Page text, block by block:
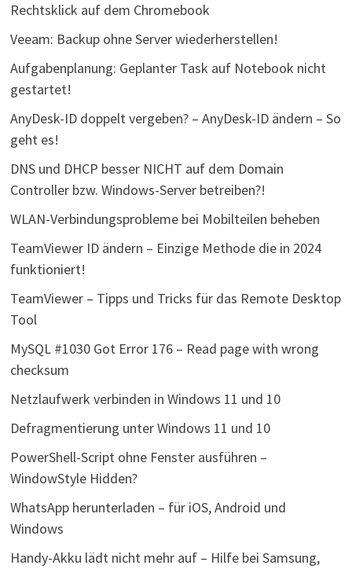
Rechtsklick auf dem Chromebook
Veeam: Backup ohne Server wiederherstellen!
Aufgabenplanung: Geplanter Task auf Notebook nicht
gestartet!
AnyDesk-ID doppelt vergeben? – AnyDesk-ID ändern – So
geht es!
DNS und DHCP besser NICHT auf dem Domain
Controller bzw. Windows-Server betreiben?!
WLAN-Verbindungsprobleme bei Mobilteilen beheben
TeamViewer ID ändern – Einzige Methode die in 2024
funktioniert!
TeamViewer – Tipps und Tricks für das Remote Desktop
Tool
MySQL #1030 Got Error 176 – Read page with wrong
checksum
Netzlaufwerk verbinden in Windows 11 und 10
Defragmentierung unter Windows 11 und 10
PowerShell-Script ohne Fenster ausführen –
WindowStyle Hidden?
WhatsApp herunterladen – für iOS, Android und
Windows
Handy-Akku lädt nicht mehr auf – Hilfe bei Samsung,